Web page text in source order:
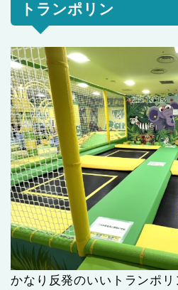
トランポリン
かなり反発のいいトランポリ